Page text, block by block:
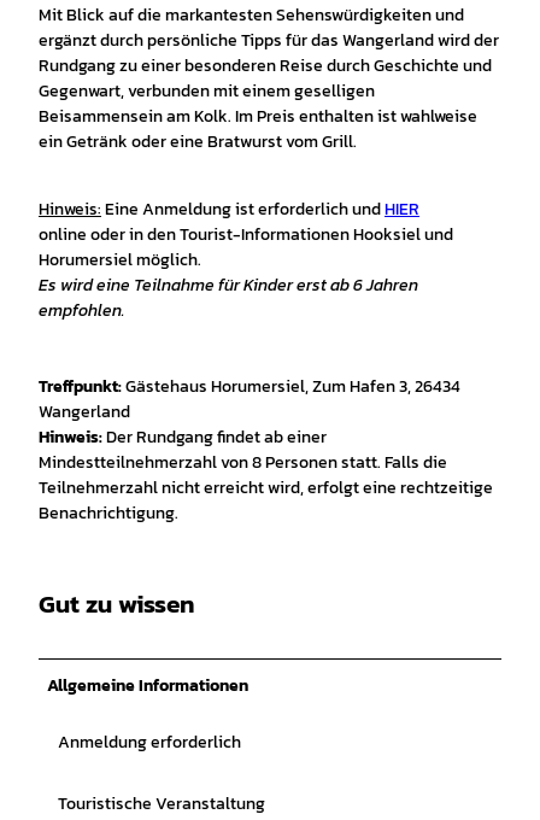
Mit Blick auf die markantesten Sehenswürdigkeiten und
ergänzt durch persönliche Tipps für das Wangerland wird der
Rundgang zu einer besonderen Reise durch Geschichte und
Gegenwart, verbunden mit einem geselligen
Beisammensein am Kolk. Im Preis enthalten ist wahlweise
ein Getränk oder eine Bratwurst vom Grill.
Hinweis:Eine Anmeldung ist erforderlich undHIER
online oder in den Tourist-Informationen Hooksiel und
Horumersiel möglich.
Es wird eine Teilnahme für Kinder erst ab 6 Jahren
empfohlen.
Treffpunkt:Gästehaus Horumersiel, Zum Hafen 3, 26434
Wangerland
Hinweis:Der Rundgang findet ab einer
Mindestteilnehmerzahl von 8 Personen statt. Falls die
Teilnehmerzahl nicht erreicht wird, erfolgt eine rechtzeitige
Benachrichtigung.
Gut zu wissen
Allgemeine Informationen
Anmeldung erforderlich
Touristische Veranstaltung